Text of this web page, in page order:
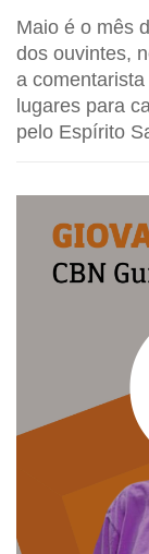
Maio é o mês
dos ouvintes,
a
lugares para
pelo Espírito